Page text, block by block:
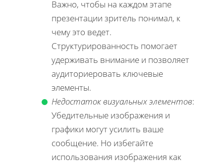
Важно, чтобы на каждом этапе
презентации зритель понимал, к
чему это ведет.
Структурированность помогает
удерживать внимание и позволяет
аудиториеровать ключевые
элементы.
Недостаток визуальных элементов:
Убедительные изображения и
графики могут усилить ваше
сообщение. Но избегайте
использования изображения как